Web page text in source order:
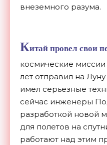
внеземного разума.
Китай провел свои
космические миссии
лет отправил на
имел серьезные
сейчас инженеры
разработкой новой
для полетов на
работают над этим